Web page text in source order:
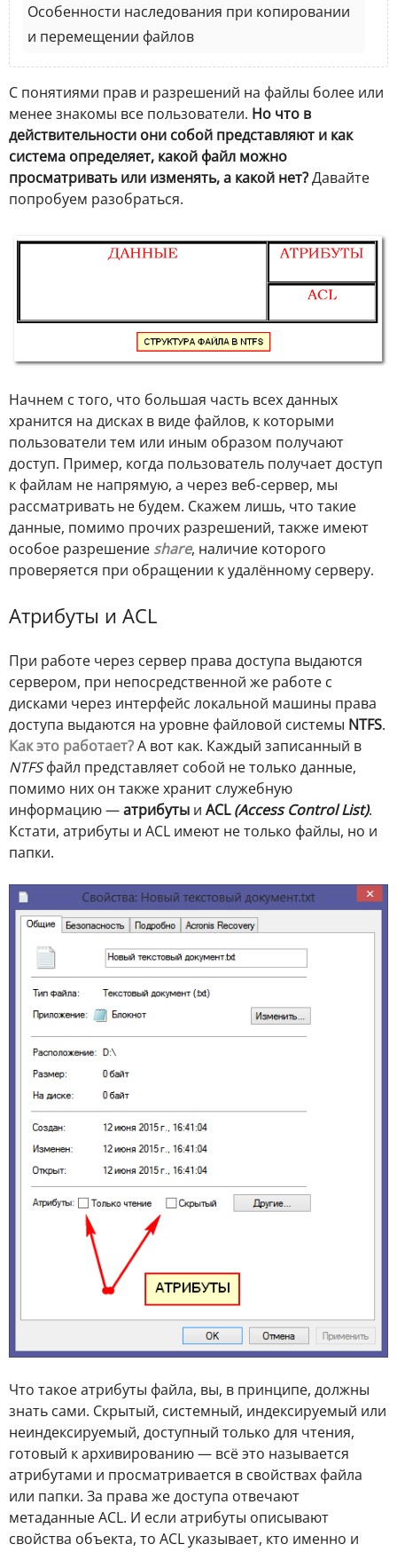
Особенности наследования при копировании
и перемещении файлов
С понятиями прав и разрешений на файлы более или
менее знакомы все пользователи. Но что в
действительности они собой представляют и как
система определяет, какой файл можно
просматривать или изменять, а какой нет?Давайте
попробуем разобраться.
Начнем с того, что большая часть всех данных
хранится на дисках в виде файлов, к которыми
пользователи тем или иным образом получают
доступ. Пример, когда пользователь получает доступ
к файлам не напрямую, а через веб-сервер, мы
рассматривать не будем. Скажем лишь, что такие
данные, помимо прочих разрешений, также имеют
особое разрешение share, наличие которого
проверяется при обращении к удалённому серверу.
Атрибуты и ACL
При работе через сервер права доступа выдаются
сервером, при непосредственной же работе с
дисками через интерфейс локальной машины права
доступа выдаются на уровне файловой системы NTFS.
Как это работает?А вот как. Каждый записанный в
NTFSфайл представляет собой не только данные,
помимо них он также хранит служебную
информацию —атрибуты и ACL(Access Control List).
Кстати, атрибуты и ACL имеют не только файлы, но и
папки.
Что такое атрибуты файла, вы, в принципе, должны
знать сами. Скрытый, системный, индексируемый или
неиндексируемый, доступный только для чтения,
готовый к архивированию — всё это называется
атрибутами и просматривается в свойствах файла
или папки. За права же доступа отвечают
метаданные ACL. И если атрибуты описывают
свойства объекта, то ACL указывает, кто именно и